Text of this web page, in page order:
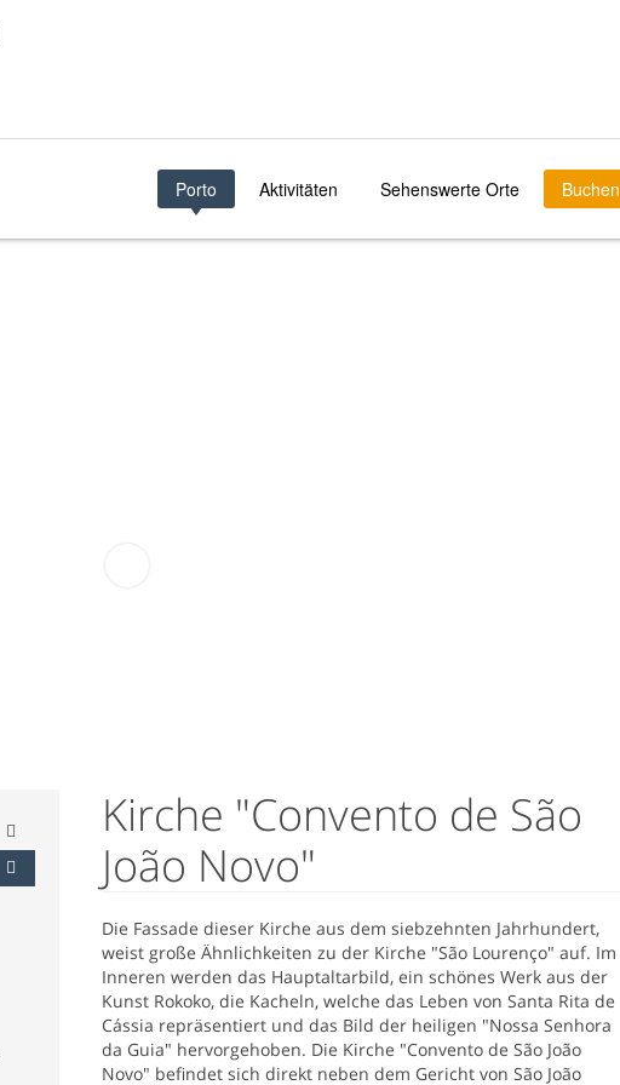
Porto Aktivitäten Sehenswerte Orte Buchen
Kirche "Convento de São
João Novo"
Die Fassade dieser Kirche aus dem siebzehnten Jahrhundert,
weist große Ähnlichkeiten zu der Kirche "São Lourenço" auf. Im
Inneren werden das Hauptaltarbild, ein schönes Werk aus der
Kunst Rokoko, die Kacheln, welche das Leben von Santa Rita de
Cássia repräsentiert und das Bild der heiligen "Nossa Senhora
da Guia" hervorgehoben. Die Kirche "Convento de São João
Novo" befindet sich direkt neben dem Gericht von São João